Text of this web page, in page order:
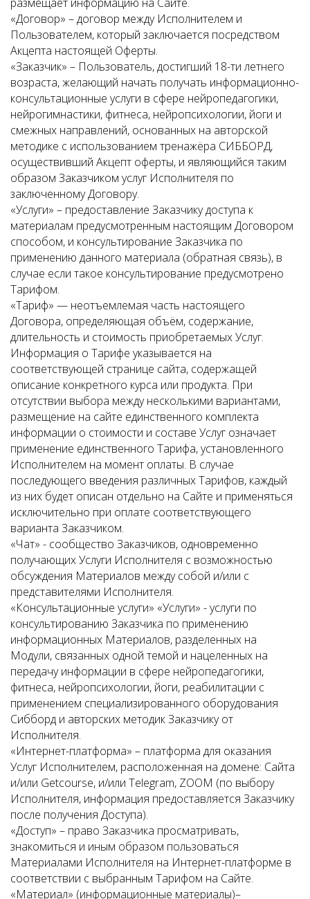
«Договор» – договор между Исполнителем и
Пользователем, который заключается посредством
Акцепта настоящей Оферты.
«Заказчик» – Пользователь, достигший 18-ти летнего
возраста, желающий начать получать информационно-
консультационные услуги в сфере нейропедагогики,
нейрогимнастики, фитнеса, нейропсихологии, йоги и
смежных направлений, основанных на авторской
методике с использованием тренажёра СИББОРД,
осуществивший Акцепт оферты, и являющийся таким
образом Заказчиком услуг Исполнителя по
заключенному Договору.
«Услуги» – предоставление Заказчику доступа к
материалам предусмотренным настоящим Договором
способом, и консультирование Заказчика по
применению данного материала (обратная связь), в
случае если такое консультирование предусмотрено
Тарифом.
«Тариф» — неотъемлемая часть настоящего
Договора, определяющая объём, содержание,
длительность и стоимость приобретаемых Услуг.
Информация о Тарифе указывается на
соответствующей странице сайта, содержащей
описание конкретного курса или продукта. При
отсутствии выбора между несколькими вариантами,
размещение на сайте единственного комплекта
информации о стоимости и составе Услуг означает
применение единственного Тарифа, установленного
Исполнителем на момент оплаты. В случае
последующего введения различных Тарифов, каждый
из них будет описан отдельно на Сайте и применяться
исключительно при оплате соответствующего
варианта Заказчиком.
«Чат» - сообщество Заказчиков, одновременно
получающих Услуги Исполнителя с возможностью
обсуждения Материалов между собой и/или с
представителями Исполнителя.
«Консультационные услуги» «Услуги» - услуги по
консультированию Заказчика по применению
информационных Материалов, разделенных на
Модули, связанных одной темой и нацеленных на
передачу информации в сфере нейропедагогики,
фитнеса, нейропсихологии, йоги, реабилитации с
применением специализированного оборудования
Сибборд и авторских методик Заказчику от
Исполнителя.
«Интернет-платформа» – платформа для оказания
Услуг Исполнителем, расположенная на домене: Сайта
и/или Getcourse, и/или Telegram, ZOOM (по выбору
Исполнителя, информация предоставляется Заказчику
после получения Доступа).
«Доступ» – право Заказчика просматривать,
знакомиться и иным образом пользоваться
Материалами Исполнителя на Интернет-платформе в
соответствии с выбранным Тарифом на Сайте.
«Материал» (информационные материалы)–